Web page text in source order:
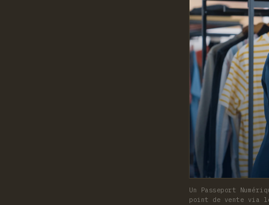
Un Passeport
point de vente via le